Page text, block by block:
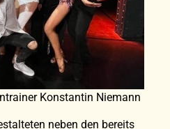
Konstantin Niemann
neben den bereits